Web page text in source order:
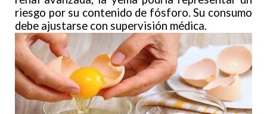
riesgo por su contenido de fósforo. Su consumo
debe ajustarse con supervisión médica.